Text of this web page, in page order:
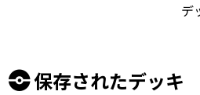
デ
保存されたデッキ